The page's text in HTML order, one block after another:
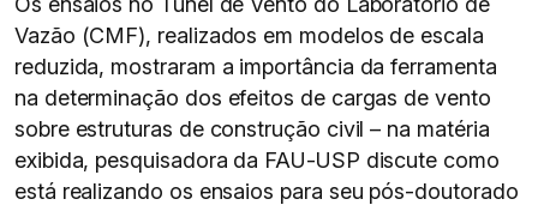
Vazão (CMF), realizados em modelos de escala
reduzida, mostraram a importância da ferramenta
na determinação dos efeitos de cargas de vento
sobre estruturas de construção civil – na matéria
exibida, pesquisadora da FAU-USP discute como
está realizando os ensaios para seu pós-doutorado